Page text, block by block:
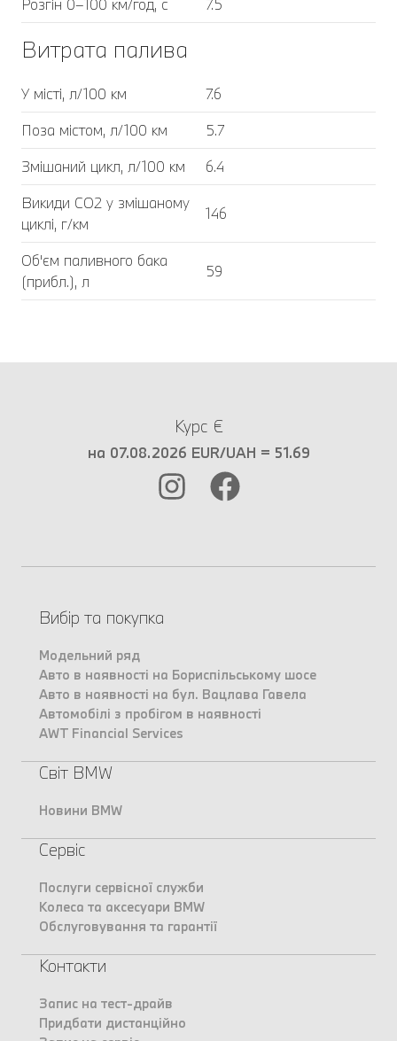
Витрата палива
У місті, л/100 км
7.6
Поза містом, л/100 км
5.7
Змішаний цикл, л/100 км
6.4
Викиди CO2 у змішаному
циклі, г/км
146
Об'єм паливного бака
(прибл.), л
59
Курс €
на 07.08.2026 EUR/UAH = 51.69
Вибір та покупка
Модельний ряд
Авто в наявності на Бориспільському шосе
Авто в наявності на бул. Вацлава Гавела
Автомобілі з пробігом в наявності
AWT Financial Services
Світ BMW
Новини BMW
Сервіс
Послуги сервісної служби
Колеса та аксесуари BMW
Обслуговування та гарантії
Контакти
Запис на тест-драйв
Придбати дистанційно